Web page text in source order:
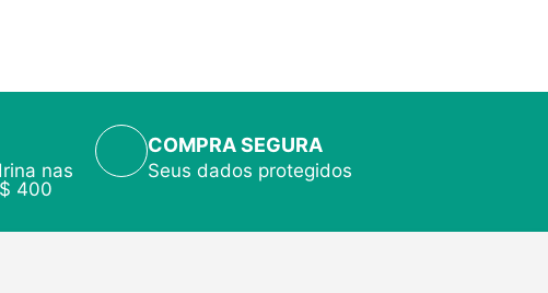
nas
400
COMPRA SEGURA
Seus dados protegidos